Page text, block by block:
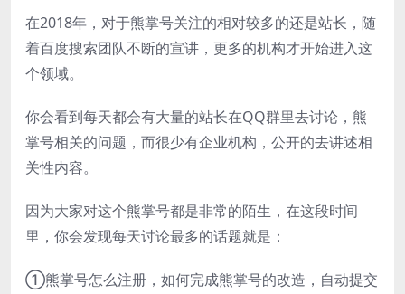
在2018年，对于熊掌号关注的相对较多的还是站长，随
着百度搜索团队不断的宣讲，更多的机构才开始进入这
个领域。
你会看到每天都会有大量的站长在QQ群里去讨论，熊
掌号相关的问题，而很少有企业机构，公开的去讲述相
关性内容。
因为大家对这个熊掌号都是非常的陌生，在这段时间
里，你会发现每天讨论最多的话题就是：
①熊掌号怎么注册，如何完成熊掌号的改造，自动提交